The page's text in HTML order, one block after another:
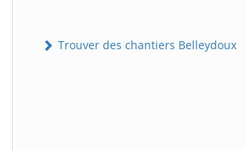
Trouver des chantiers Belleydoux